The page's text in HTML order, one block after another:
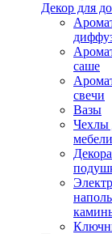
Декор для
саше
свечи
Вазы
Чехлы
мебели